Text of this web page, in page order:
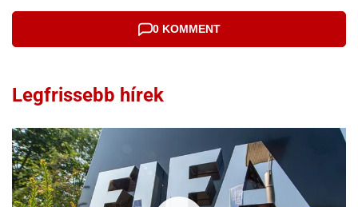
0 KOMMENT
Legfrissebb hírek